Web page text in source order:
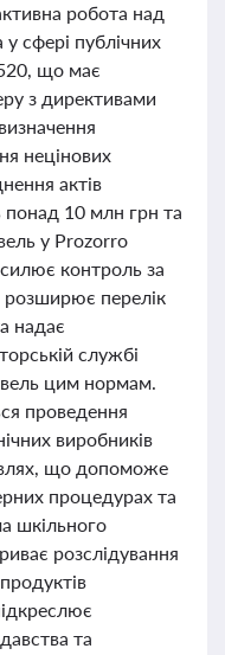
робота над
сфері публічних
що має
з директивами
нецінових
актів
понад 10 млн грн та
у Prozorro
контроль за
розширює перелік
надає
службі
цим нормам.
проведення
виробників
що допоможе
процедурах та
шкільного
розслідування
та